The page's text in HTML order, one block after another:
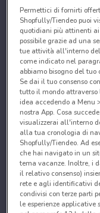
Permettici di fornirti
Shopfully/Tiendeo puoi
quotidiani più attinenti
possibile grazie ad una
tue attività all'interno
come indicato nel
abbiamo bisogno del
Se dai il tuo consenso
tutto il mondo attraverso
idea accedendo a Menu
nostra App. Cosa
visualizzerai all'interno
alla tua cronologia di
Shopfully/Tiendeo. Ad
che hai navigato in un
tema vacanze. Inoltre, i
il relativo consenso)
rete e agli identificativi
condivisi con terze parti
le esperienze